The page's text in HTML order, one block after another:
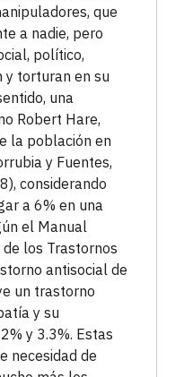
que
a nadie, pero
político,
y torturan en su
una
Robert Hare,
la población en
y Fuentes,
considerando
a 6% en una
el Manual
los Trastornos
antisocial de
un trastorno
y su
y 3.3%. Estas
necesidad de